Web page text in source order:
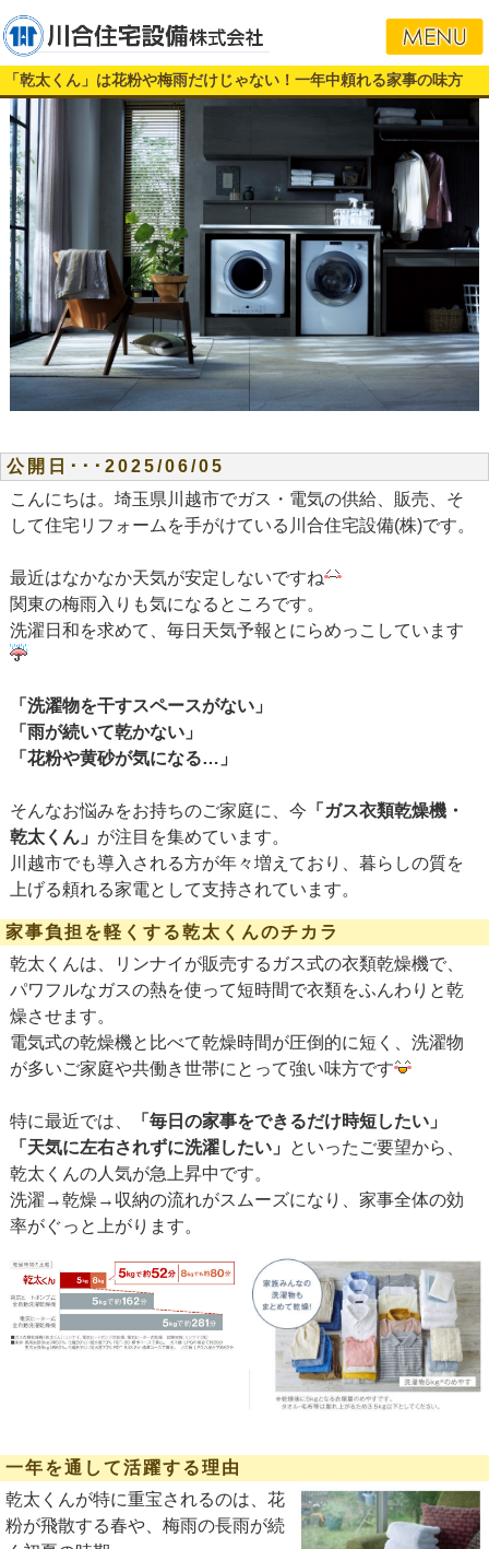
「乾太くん」は花粉や梅雨だけじゃない！一年中頼れる家事の味方
公開日･･･2025/06/05
こんにちは。埼玉県川越市でガス・電気の供給、販売、そ
して住宅リフォームを手がけている川合住宅設備(株)です。
最近はなかなか天気が安定しないですね
関東の梅雨入りも気になるところです。
洗濯日和を求めて、毎日天気予報とにらめっこしています
「洗濯物を干すスペースがない」
「雨が続いて乾かない」
「花粉や黄砂が気になる…」
そんなお悩みをお持ちのご家庭に、今 「ガス衣類乾燥機・
乾太くん」 が注目を集めています。
川越市でも導入される方が年々増えており、暮らしの質を
上げる頼れる家電として支持されています。
家事負担を軽くする乾太くんのチカラ
乾太くんは、リンナイが販売するガス式の衣類乾燥機で、
パワフルなガスの熱を使って短時間で衣類をふんわりと乾
燥させます。
電気式の乾燥機と比べて乾燥時間が圧倒的に短く、洗濯物
が多いご家庭や共働き世帯にとって強い味方です
特に最近では、
「毎日の家事をできるだけ時短したい」
「天気に左右されずに洗濯したい」 といったご要望から、
乾太くんの人気が急上昇中です。
洗濯→乾燥→収納の流れがスムーズになり、家事全体の効
率がぐっと上がります。
一年を通して活躍する理由
乾太くんが特に重宝されるのは、花
粉が飛散する春や、梅雨の長雨が続